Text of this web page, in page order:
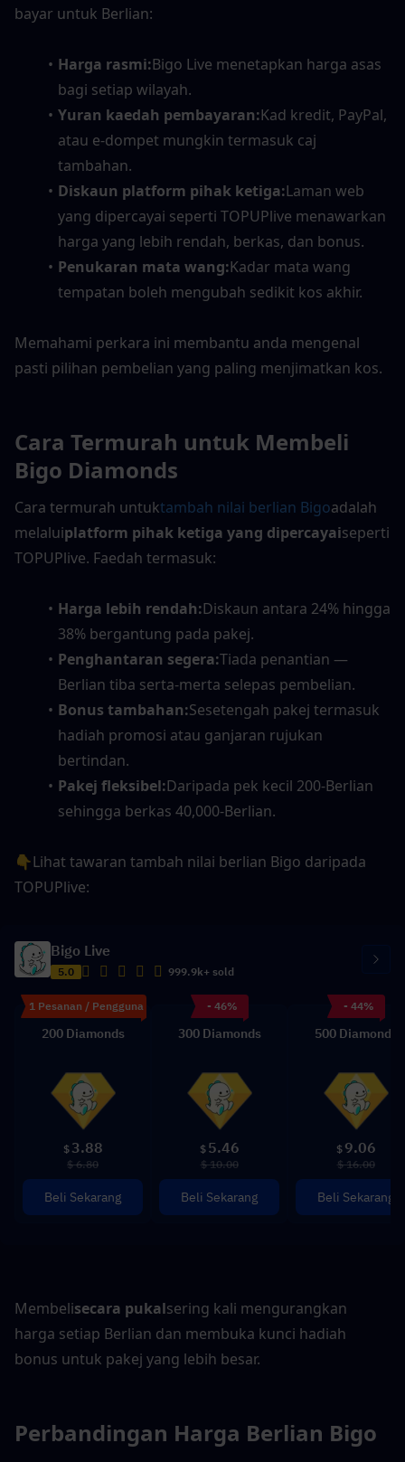
bayar untuk Berlian:
Harga rasmi:Bigo Live menetapkan harga asas
bagi setiap wilayah.
Yuran kaedah pembayaran:Kad kredit, PayPal,
atau e-dompet mungkin termasuk caj
tambahan.
Diskaun platform pihak ketiga:Laman web
yang dipercayai seperti TOPUPlive menawarkan
harga yang lebih rendah, berkas, dan bonus.
Penukaran mata wang:Kadar mata wang
tempatan boleh mengubah sedikit kos akhir.
Memahami perkara ini membantu anda mengenal
pasti pilihan pembelian yang paling menjimatkan kos.
Cara Termurah untuk Membeli
Bigo Diamonds
Cara termurah untuktambah nilai berlian Bigoadalah
melaluiplatform pihak ketiga yang dipercayaiseperti
TOPUPlive. Faedah termasuk:
Harga lebih rendah:Diskaun antara 24% hingga
38% bergantung pada pakej.
Penghantaran segera:Tiada penantian —
Berlian tiba serta-merta selepas pembelian.
Bonus tambahan:Sesetengah pakej termasuk
hadiah promosi atau ganjaran rujukan
bertindan.
Pakej fleksibel:Daripada pek kecil 200-Berlian
sehingga berkas 40,000-Berlian.
👇Lihat tawaran tambah nilai berlian Bigo daripada
TOPUPlive:
Bigo Live
5.0 999.9k+ sold
1 Pesanan / Pengguna
200 Diamonds
$ 3.88
$ 6.80
Beli Sekarang
- 46%
300 Diamonds
$ 5.46
$ 10.00
Beli Sekarang
- 44%
500 Diamonds
$ 9.06
$ 16.00
Beli Sekarang
Membelisecara pukalsering kali mengurangkan
harga setiap Berlian dan membuka kunci hadiah
bonus untuk pakej yang lebih besar.
Perbandingan Harga Berlian Bigo